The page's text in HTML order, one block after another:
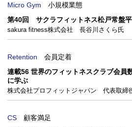
Micro Gym
小規模業態
第40回 サクラフィットネス松戸常盤平
sakura fitness株式会社 長谷川さくら氏
Retention
会員定着
連載56 世界のフィットネスクラブ会員
に学ぶ
株式会社プロフィットジャパン 代表取
CS
顧客満足